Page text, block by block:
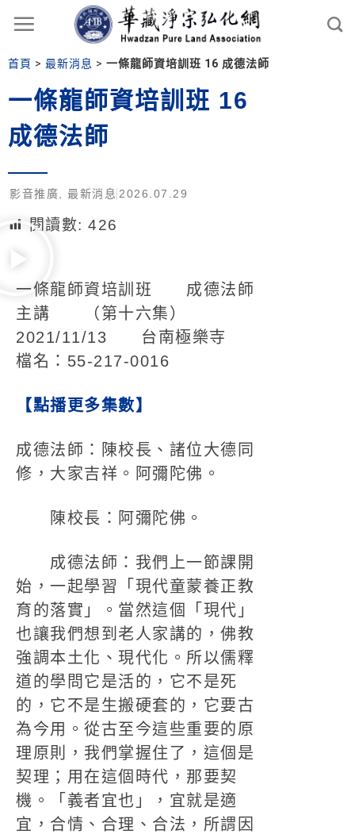
首頁 > 最新消息 > 一條龍師資培訓班 16 成德法師
一條龍師資培訓班 16
成德法師
影音推廣 最新消息 2026.07.29
閱讀數: 426
一條龍師資培訓班 成德法師
主講 （第十六集）
2021/11/13 台南極樂寺
檔名：55-217-0016
【點播更多集數】
成德法師：陳校長、諸位大德同
修，大家吉祥。阿彌陀佛。
陳校長：阿彌陀佛。
成德法師：我們上一節課開
始，一起學習「現代童蒙養正教
育的落實」。當然這個「現代」
也讓我們想到老人家講的，佛教
強調本土化、現代化。所以儒釋
道的學問它是活的，它不是死
的，它不是生搬硬套的，它要古
為今用。從古至今這些重要的原
理原則，我們掌握住了，這個是
契理；用在這個時代，那要契
機。「義者宜也」，宜就是適
宜，合情、合理、合法，所謂因